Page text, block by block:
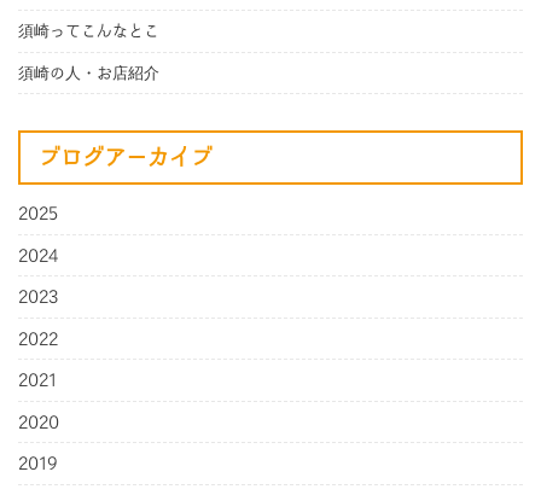
須崎ってこんなとこ
須崎の人・お店紹介
ブログアーカイブ
2025
2024
2023
2022
2021
2020
2019